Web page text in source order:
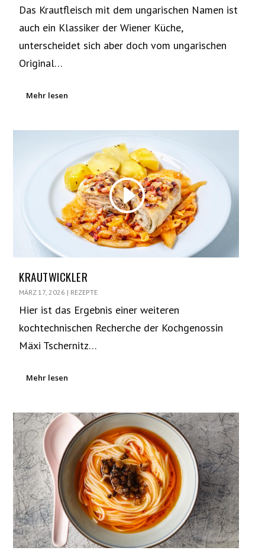
Das Krautfleisch mit dem ungarischen Namen ist
auch ein Klassiker der Wiener Küche,
unterscheidet sich aber doch vom ungarischen
Original…
Mehr lesen
KRAUTWICKLER
MÄRZ 17, 2026 | REZEPTE
Hier ist das Ergebnis einer weiteren
kochtechnischen Recherche der Kochgenossin
Mäxi Tschernitz…
Mehr lesen